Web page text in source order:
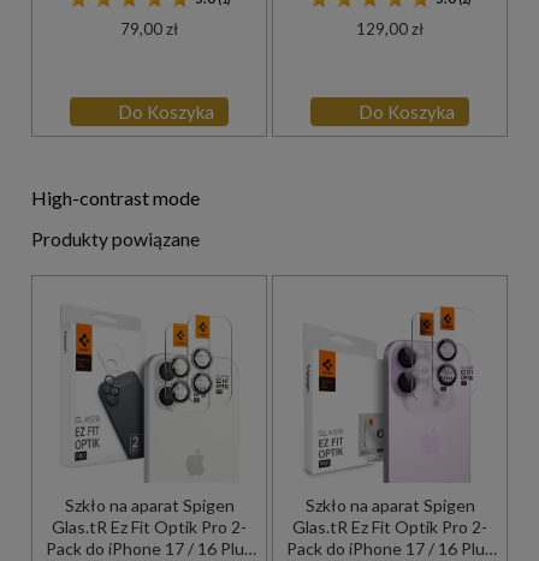
79,00 zł
Do Koszyka
129,00 zł
Do Koszyka
High-contrast mode
Produkty powiązane
Szkło na aparat Spigen
Glas.tR Ez Fit Optik Pro 2-
Pack do iPhone 17 / 16 Plus
Szkło na aparat Spigen
Glas.tR Ez Fit Optik Pro 2-
Pack do iPhone 17 / 16 Plus